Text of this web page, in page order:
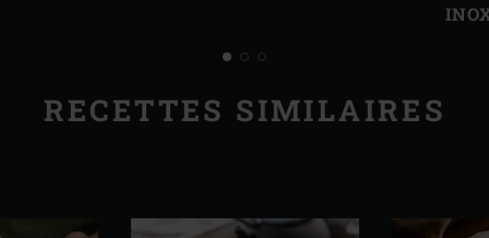
RECETTES SIMILAIRES